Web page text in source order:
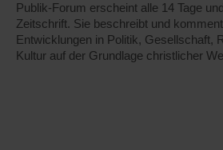
in
einem
neuen
Tab)
Gleichberechtigung
Künstliche
Krieg und Frieden (Öffnet
in
Gott neu denken
Flucht und Migration
Video-Podcast
Publik-Forum erscheint alle 14 Tage
Zeitschrift. Sie beschreibt und
Entwicklungen in Politik, Gesellschaft,
Kultur auf der Grundlage christlicher